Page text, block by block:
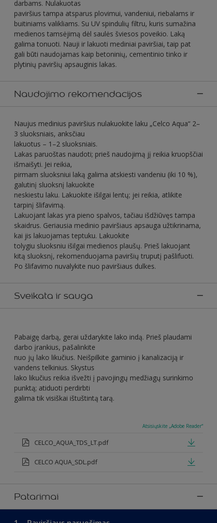
darbams. Nulakuotas
paviršius tampa atsparus plovimui, vandeniui, riebalams ir
buitiniams valikliams. Su UV spindulių filtru, kuris sumažina
medienos tamsėjimą dėl saulės šviesos poveikio. Laką
galima tonuoti. Nauji ir lakuoti mediniai paviršiai, taip pat
gali būti naudojamas kaip betoninių, cementinio tinko ir
plytinių paviršių apsauginis lakas.
Naudojimo rekomendacijos
Naujus medinius paviršius nulakuokite laku „Celco Aqua“ 2–
3 sluoksniais, anksčiau
lakuotus – 1–2 sluoksniais.
Lakas paruoštas naudoti; prieš naudojimą jį reikia kruopščiai
išmaišyti. Jei reikia,
pirmam sluoksniui laką galima atskiesti vandeniu (iki 10 %),
galutinį sluoksnį lakuokite
neskiestu laku. Lakuokite išilgai lentų; jei reikia, atlikite
tarpinį šlifavimą.
Lakuojant lakas yra pieno spalvos, tačiau išdžiūvęs tampa
skaidrus. Geriausia medinio paviršiaus apsauga užtikrinama,
kai jis lakuojamas teptuku. Lakuokite
tolygiu sluoksniu išilgai medienos plaušų. Prieš lakuojant
kitą sluoksnį, rekomenduojama paviršių truputį pašlifuoti.
Po šlifavimo nuvalykite nuo paviršiaus dulkes.
Sveikata ir sauga
Pabaigę darbą, gerai uždarykite lako indą. Prieš plaudami
darbo įrankius, pašalinkite
nuo jų lako likučius. Neišpilkite gaminio į kanalizaciją ir
vandens telkinius. Skystus
lako likučius reikia išvežti į pavojingų medžiagų surinkimo
punktą; atiduoti perdirbti
galima tik visiškai ištuštintą tarą.
Atsisiųskite „Adobe Reader“
CELCO_AQUA_TDS_LT.pdf
CELCO AQUA_SDL.pdf
Patarimai